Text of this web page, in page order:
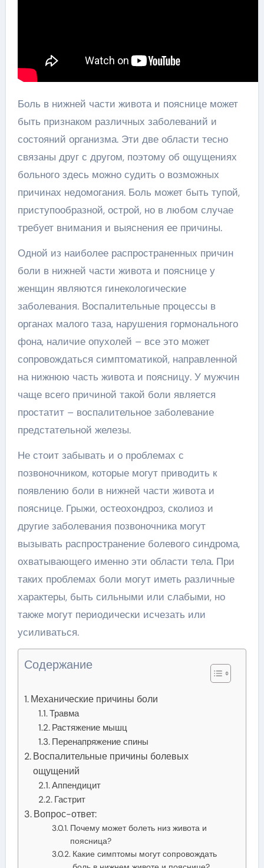
Боль в нижней части живота и пояснице может
быть признаком различных заболеваний и
состояний организма. Эти две области тесно
связаны друг с другом, поэтому об ощущениях
больного здесь можно судить о возможных
причинах недомогания. Боль может быть тупой,
приступообразной, острой, но в любом случае
требует внимания и выяснения ее причины.
Одной из наиболее распространенных причин
боли в нижней части живота и пояснице у
женщин являются гинекологические
заболевания. Воспалительные процессы в
органах малого таза, нарушения гормонального
фона, наличие опухолей – все это может
сопровождаться симптоматикой, направленной
на нижнюю часть живота и поясницу. У мужчин
чаще всего причиной такой боли является
простатит – воспалительное заболевание
предстательной железы.
Не стоит забывать и о проблемах с
позвоночником, которые могут приводить к
появлению боли в нижней части живота и
пояснице. Грыжи, остеохондроз, сколиоз и
другие заболевания позвоночника могут
вызывать распространение болевого синдрома,
охватывающего именно эти области тела. При
таких проблемах боли могут иметь различные
характеры, быть сильными или слабыми, но
также могут периодически исчезать или
усиливаться.
Содержание
Механические причины боли
Травма
Растяжение мышц
Перенапряжение спины
Воспалительные причины болевых
ощущений
Аппендицит
Гастрит
Вопрос-ответ:
Почему может болеть низ живота и
поясница?
Какие симптомы могут сопровождать